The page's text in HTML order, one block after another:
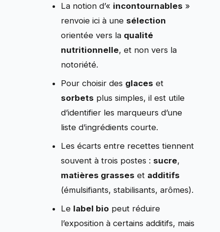
La notion d’« incontournables »
renvoie ici à une sélection
orientée vers la qualité
nutritionnelle, et non vers la
notoriété.
Pour choisir des glaces et
sorbets plus simples, il est utile
d’identifier les marqueurs d’une
liste d’ingrédients courte.
Les écarts entre recettes tiennent
souvent à trois postes : sucre,
matières grasses et additifs
(émulsifiants, stabilisants, arômes).
Le label bio peut réduire
l’exposition à certains additifs, mais